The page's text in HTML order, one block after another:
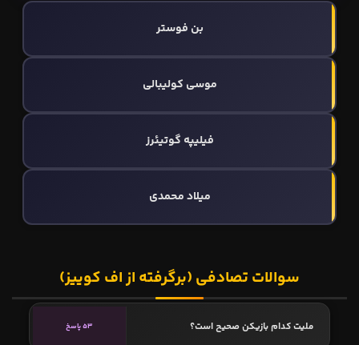
بن فوستر
موسی کولیبالی
فیلیپه گوتیئرز
میلاد محمدی
سوالات تصادفی (برگرفته از اف کوییز)
ملیت کدام بازیکن صحیح است؟ 53 پاسخ